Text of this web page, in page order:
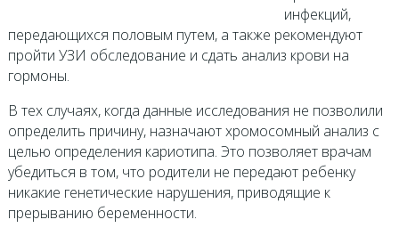
инфекций,
передающихся половым путем, а также рекомендуют
пройти УЗИ обследование и сдать анализ крови на
гормоны.
В тех случаях, когда данные исследования не позволили
определить причину, назначают хромосомный анализ с
целью определения кариотипа. Это позволяет врачам
убедиться в том, что родители не передают ребенку
никакие генетические нарушения, приводящие к
прерыванию беременности.